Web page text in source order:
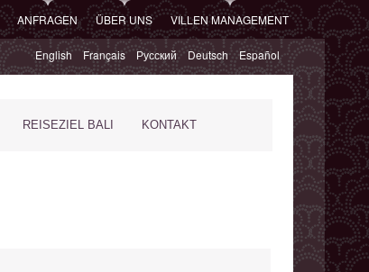
ANFRAGEN ÜBER UNS VILLEN MANAGEMENT
English Français Русский Deutsch Español
REISEZIEL BALI KONTAKT